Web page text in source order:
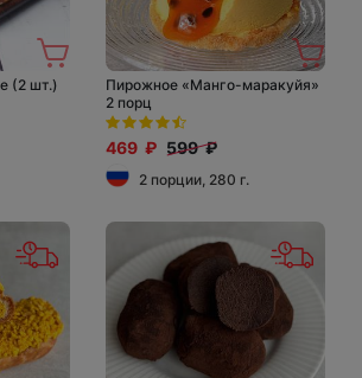
(2 шт.)
Пирожное «Манго-маракуйя»
2 порц
469 ₽ 599 ₽
2 порции, 280 г.